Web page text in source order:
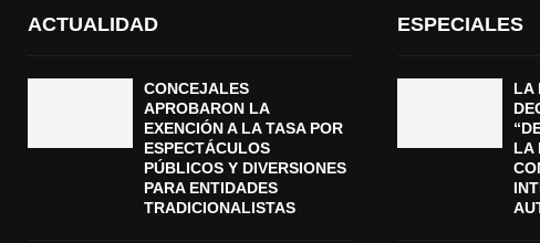
ACTUALIDAD
CONCEJALES
APROBARON LA
EXENCIÓN A LA TASA POR
ESPECTÁCULOS
PÚBLICOS Y DIVERSIONES
PARA ENTIDADES
TRADICIONALISTAS
ESPECIALES
LA
LA